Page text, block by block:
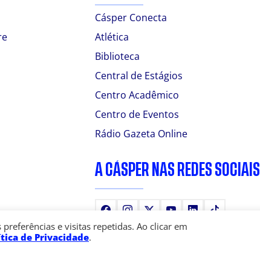
Cásper Conecta
Atlética
Biblioteca
Central de Estágios
Centro Acadêmico
Centro de Eventos
Rádio Gazeta Online
A CÁSPER NAS REDES SOCIAIS
FacebookInstagram
X YoutubeLinkedInTikTok
e visitas repetidas. Ao clicar em
de Privacidade.